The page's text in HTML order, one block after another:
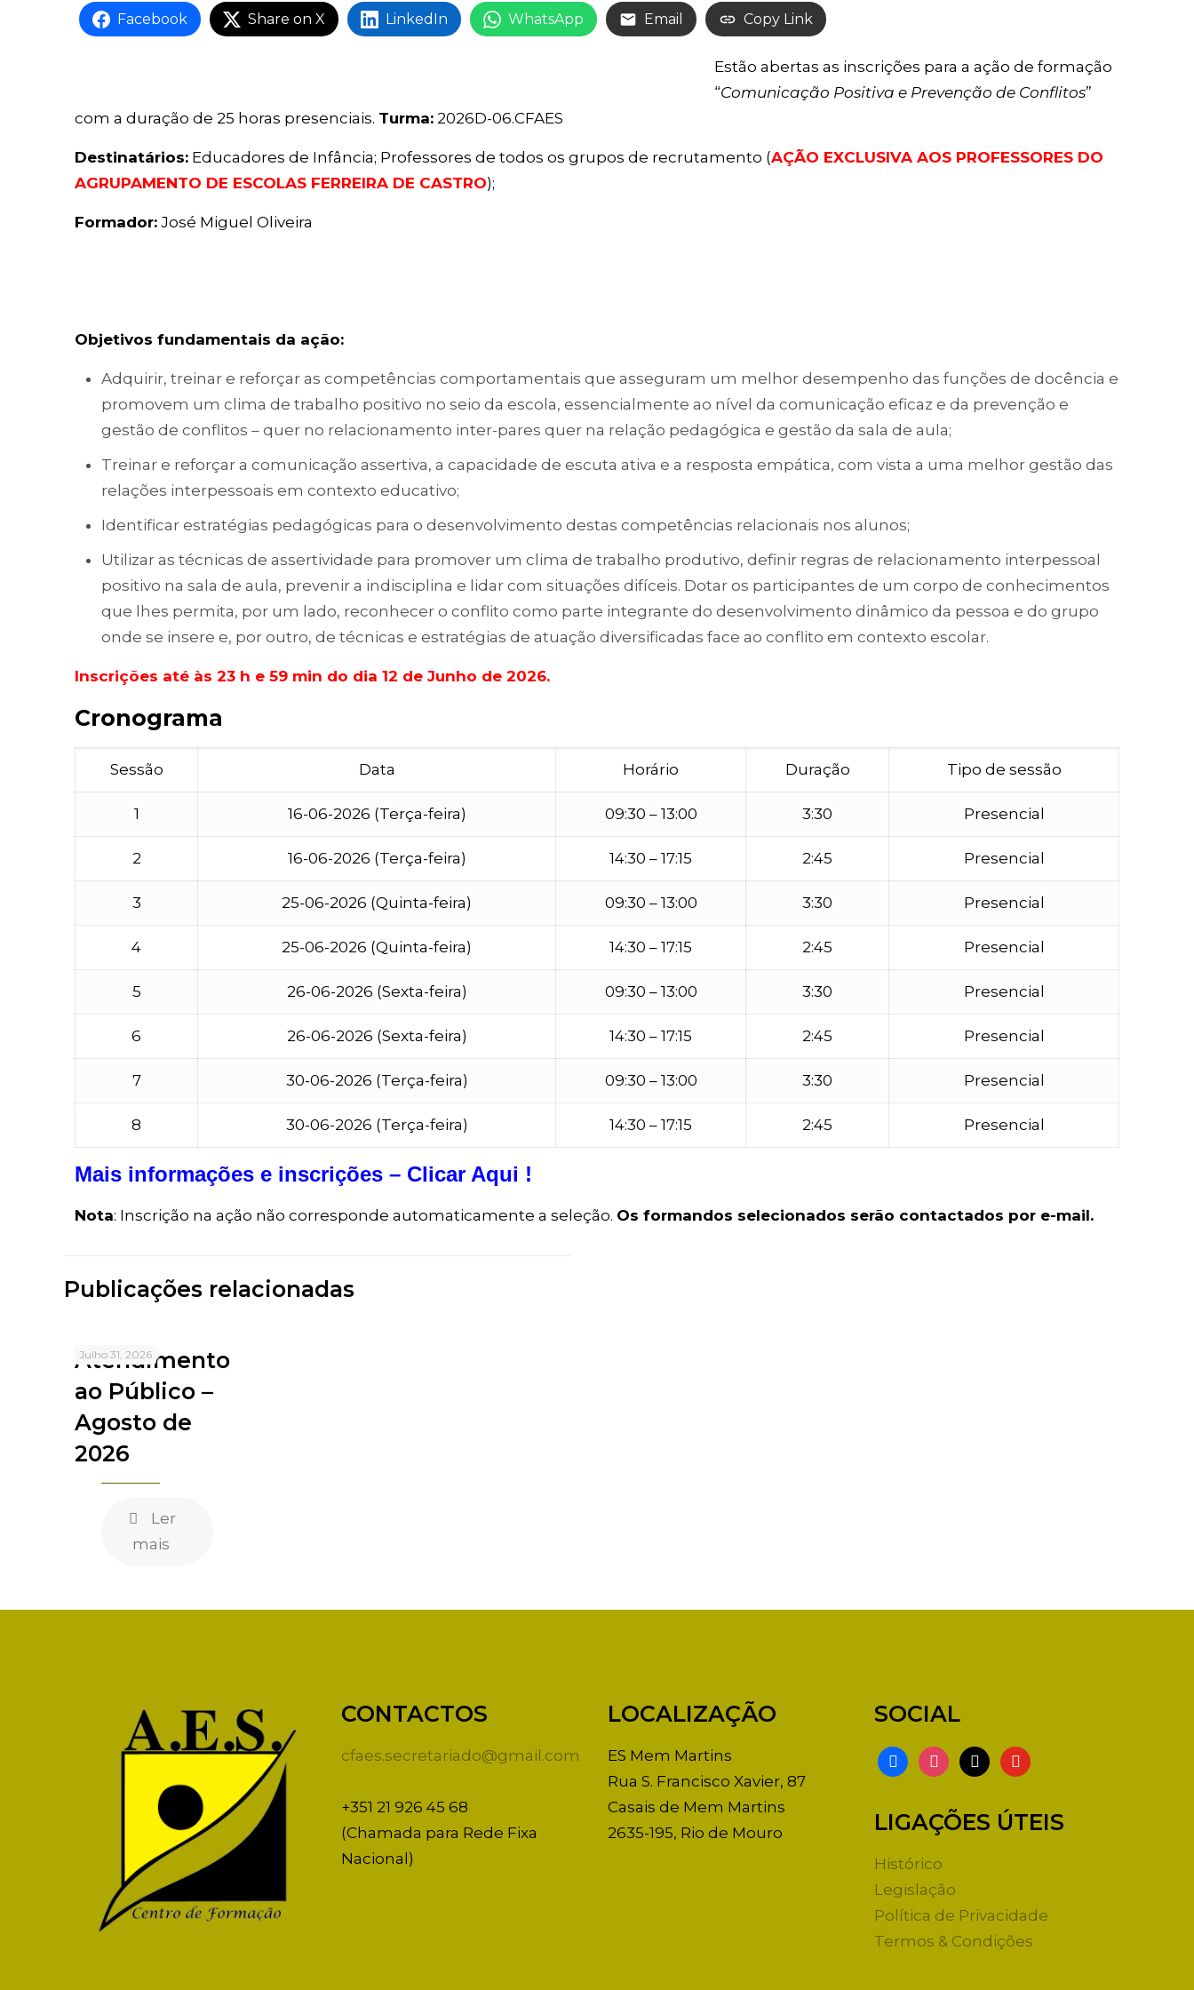
Facebook Share on X LinkedIn WhatsApp Email Copy Link
Estão abertas as inscrições para a ação de formação
“Comunicação Positiva e Prevenção de Conflitos”
com a duração de 25 horas presenciais. Turma: 2026D-06.CFAES
Destinatários: Educadores de Infância; Professores de todos os grupos de recrutamento (AÇÃO EXCLUSIVA AOS PROFESSORES DO
AGRUPAMENTO DE ESCOLAS FERREIRA DE CASTRO);
Formador: José Miguel Oliveira
Objetivos fundamentais da ação:
Adquirir, treinar e reforçar as competências comportamentais que asseguram um melhor desempenho das funções de docência e
promovem um clima de trabalho positivo no seio da escola, essencialmente ao nível da comunicação eficaz e da prevenção e
gestão de conflitos – quer no relacionamento inter-pares quer na relação pedagógica e gestão da sala de aula;
Treinar e reforçar a comunicação assertiva, a capacidade de escuta ativa e a resposta empática, com vista a uma melhor gestão das
relações interpessoais em contexto educativo;
Identificar estratégias pedagógicas para o desenvolvimento destas competências relacionais nos alunos;
Utilizar as técnicas de assertividade para promover um clima de trabalho produtivo, definir regras de relacionamento interpessoal
positivo na sala de aula, prevenir a indisciplina e lidar com situações difíceis. Dotar os participantes de um corpo de conhecimentos
que lhes permita, por um lado, reconhecer o conflito como parte integrante do desenvolvimento dinâmico da pessoa e do grupo
onde se insere e, por outro, de técnicas e estratégias de atuação diversificadas face ao conflito em contexto escolar.
Inscrições até às 23 h e 59 min do dia 12 de Junho de 2026.
Cronograma
Sessão Data Horário Duração Tipo de sessão
1 16-06-2026 (Terça-feira) 09:30 – 13:00 3:30 Presencial
2 16-06-2026 (Terça-feira) 14:30 – 17:15 2:45 Presencial
3 25-06-2026 (Quinta-feira) 09:30 – 13:00 3:30 Presencial
4 25-06-2026 (Quinta-feira) 14:30 – 17:15 2:45 Presencial
5 26-06-2026 (Sexta-feira) 09:30 – 13:00 3:30 Presencial
6 26-06-2026 (Sexta-feira) 14:30 – 17:15 2:45 Presencial
7 30-06-2026 (Terça-feira) 09:30 – 13:00 3:30 Presencial
8 30-06-2026 (Terça-feira) 14:30 – 17:15 2:45 Presencial
Mais informações e inscrições – Clicar Aqui !
Nota: Inscrição na ação não corresponde automaticamente a seleção. Os formandos selecionados serão contactados por e-mail.
Publicações relacionadas
Julho 31, 2026
Atendimento
ao Público –
Agosto de
2026
Ler
mais
CONTACTOS
cfaes.secretariado@gmail.com
+351 21 926 45 68
(Chamada para Rede Fixa
Nacional)
LOCALIZAÇÃO
ES Mem Martins
Rua S. Francisco Xavier, 87
Casais de Mem Martins
2635-195, Rio de Mouro
SOCIAL
facebookinstagram
x youtube
LIGAÇÕES ÚTEIS
Histórico
Legislação
Política de Privacidade
Termos & Condições